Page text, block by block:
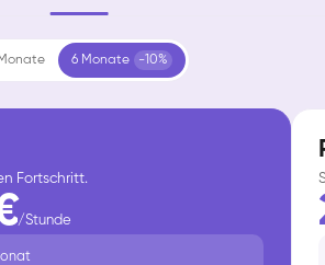
6 Monate -10%
Fortschritt.
/Stunde